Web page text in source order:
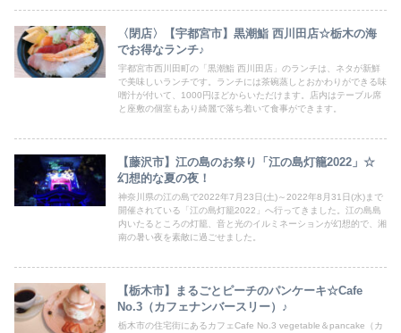
〈閉店〉【宇都宮市】黒潮鮨 西川田店☆栃木の海
でお得なランチ♪
宇都宮市西川田町の「黒潮鮨 西川田店」のランチは、ネタが新鮮
で美味しいランチです。ランチには茶碗蒸しとおかわりができる味
噌汁が付いて、1000円ほどからいただけます。店内はテーブル席
と座敷の個室もあり綺麗で落ち着いて食事ができます。
【藤沢市】江の島のお祭り「江の島灯籠2022」☆
幻想的な夏の夜！
神奈川県の江の島で2022年7月23日(土)～2022年8月31日(水)まで
開催されている「江の島灯籠2022」へ行ってきました。江の島島
内いたるところの灯籠、音と光のイルミネーションが幻想的で、湘
南の暑い夜を素敵に過ごせました。
【栃木市】まるごとピーチのパンケーキ☆Cafe
No.3（カフェナンバースリー）♪
栃木市の住宅街にあるカフェCafe No.3 vegetable＆pancake（カ